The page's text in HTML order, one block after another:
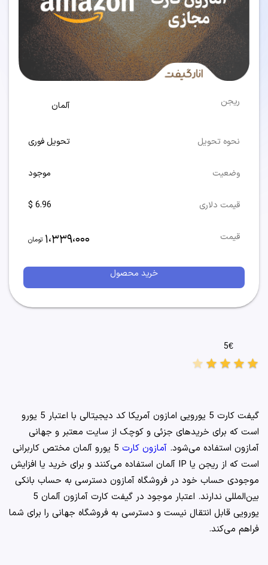
5€
star
star
star
star
star
گیفت کارت 5 یورویی امازون آمریکا کد دیجیتالی با اعتبار 5 یورو
است که برای خرید‌های جزئی و کوچک از سایت معتبر و جهانی
آمازون استفاده می‌شود. آمازون کارت
5 یورو آلمان مختص کاربرانی
است که از ریجن یا IP آلمان استفاده می‌کنند و برای خرید یا افزایش
موجودی حساب خود در فروشگاه آمازون دسترسی به حساب بانکی
بین‌المللی ندارند. اعتبار موجود در گیفت کارت آمازون آلمان 5
یورویی قابل انتقال نیست و دسترسی به فروشگاه جهانی را برای شما
فراهم می‌کند.
ریجن آلمان
نحوه تحویل تحویل فوری
وضعیت موجود
قیمت دلاری 6.96 $
قیمت 1،339،000 تومان
خرید محصول